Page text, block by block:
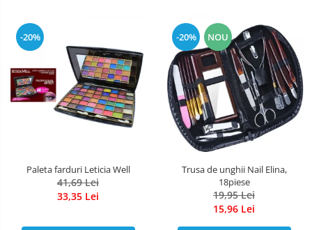
Rezerva Odorizant Camera Air Wick
-20%
Paleta farduri Leticia Well
41,69 Lei
33,35 Lei
-20% NOU
Trusa de unghii Nail Elina,
18piese
19,95 Lei
15,96 Lei